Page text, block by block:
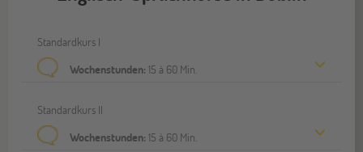
Standardkurs I
Wochenstunden: 15 à 60 Min.
Standardkurs II
Wochenstunden: 15 à 60 Min.